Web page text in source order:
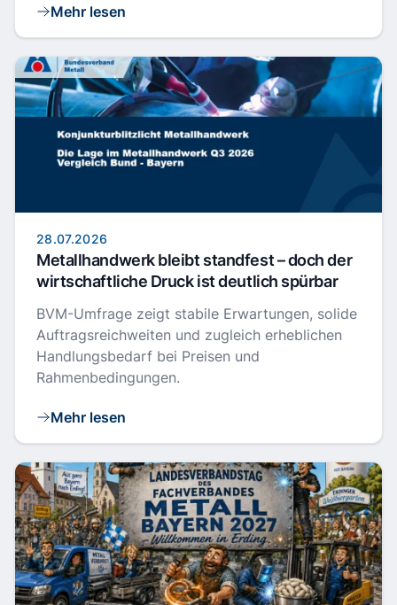
Mehr lesen
28.07.2026
Metallhandwerk bleibt standfest – doch der
wirtschaftliche Druck ist deutlich spürbar
BVM-Umfrage zeigt stabile Erwartungen, solide
Auftragsreichweiten und zugleich erheblichen
Handlungsbedarf bei Preisen und
Rahmenbedingungen.
Mehr lesen